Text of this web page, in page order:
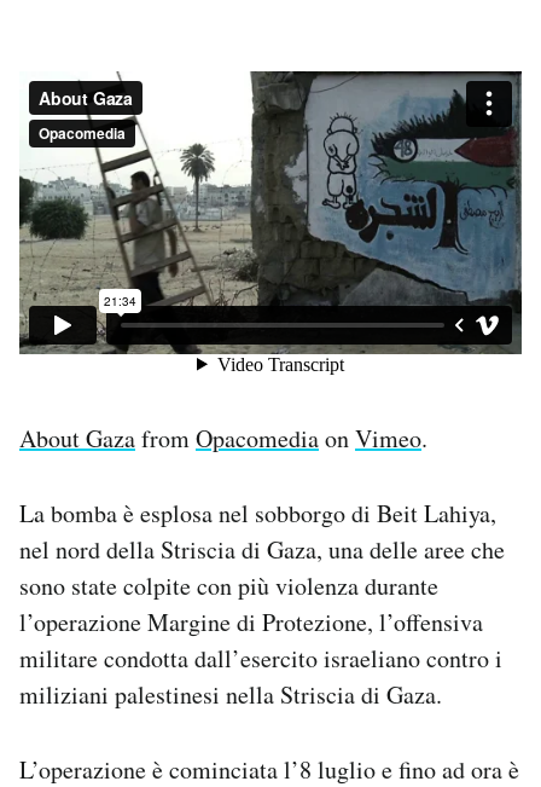
About GazafromOpacomediaonVimeo.
La bomba è esplosa nel sobborgo di Beit Lahiya,
nel nord della Striscia di Gaza, una delle aree che
sono state colpite con più violenza durante
l’operazione Margine di Protezione, l’offensiva
militare condotta dall’esercito israeliano contro i
miliziani palestinesi nella Striscia di Gaza.
L’operazione è cominciata l’8 luglio e fino ad ora è